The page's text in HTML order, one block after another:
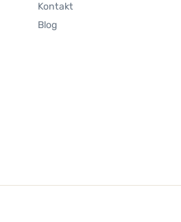
Kontakt
Blog